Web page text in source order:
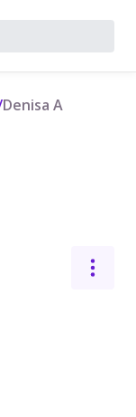
Denisa A